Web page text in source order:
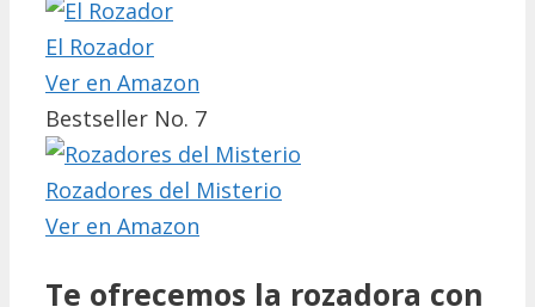
El Rozador
Ver en Amazon
Bestseller No. 7
Rozadores del Misterio
Ver en Amazon
Te ofrecemos la rozadora con